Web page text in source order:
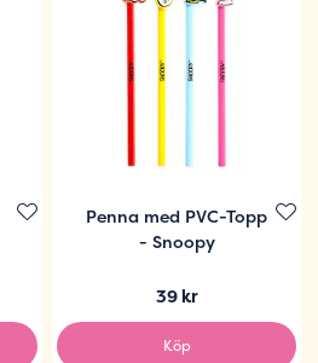
Penna med PVC-Topp
- Snoopy
39 kr
Köp